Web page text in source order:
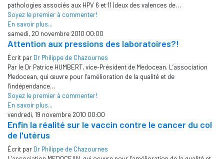
pathologies associés aux HPV 6 et 11 (deux des valences de…
Soyez le premier à commenter!
En savoir plus...
samedi, 20 novembre 2010 00:00
Attention aux pressions des laboratoires?!
Écrit par Dr Philippe de Chazournes
Par le Dr Patrice HUMBERT, vice-Président de Medocean. L’association
Medocean, qui œuvre pour l’amélioration de la qualité et de
l’indépendance…
Soyez le premier à commenter!
En savoir plus...
vendredi, 19 novembre 2010 00:00
Enfin la réalité sur le vaccin contre le cancer du col
de l'utérus
Écrit par Dr Philippe de Chazournes